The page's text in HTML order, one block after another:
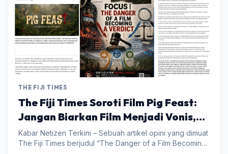
THE FIJI TIMES
The Fiji Times Soroti Film Pig Feast:
Jangan Biarkan Film Menjadi Vonis,
Verifikasi Fakta Tetap yang Utama
Kabar Netizen Terkini – Sebuah artikel opini yang dimuat
The Fiji Times berjudul “The Danger of a Film Becoming